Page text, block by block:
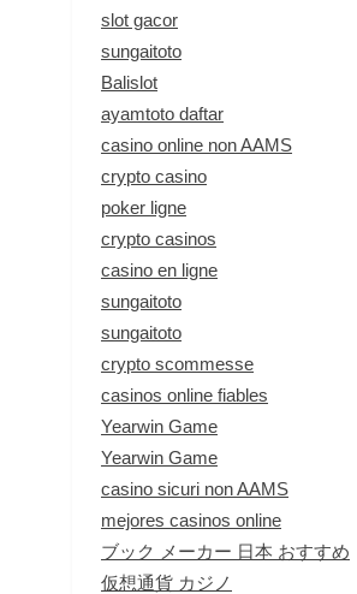
slot gacor
sungaitoto
Balislot
ayamtoto daftar
casino online non AAMS
crypto casino
poker ligne
crypto casinos
casino en ligne
sungaitoto
sungaitoto
crypto scommesse
casinos online fiables
Yearwin Game
Yearwin Game
casino sicuri non AAMS
mejores casinos online
ブック メーカー 日本 おすすめ
仮想通貨 カジノ